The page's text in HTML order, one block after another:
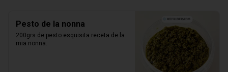
Pesto de la nonna
200grs de pesto esquisita receta de la
mia nonna.